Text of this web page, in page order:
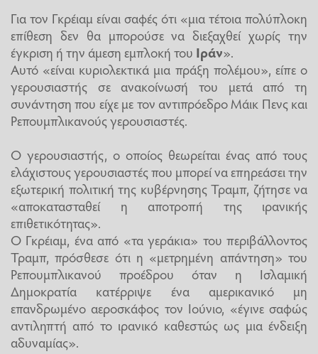
Για τον Γκρέιαμ είναι σαφές ότι «μια τέτοια πολύπλοκη
επίθεση δεν θα μπορούσε να διεξαχθεί χωρίς την
έγκριση ή την άμεση εμπλοκή του Ιράν».
Αυτό «είναι κυριολεκτικά μια πράξη πολέμου», είπε ο
γερουσιαστής σε ανακοίνωσή του μετά από τη
συνάντηση που είχε με τον αντιπρόεδρο Μάικ Πενς και
Ρεπουμπλικανούς γερουσιαστές.
Ο γερουσιαστής, ο οποίος θεωρείται ένας από τους
ελάχιστους γερουσιαστές που μπορεί να επηρεάσει την
εξωτερική πολιτική της κυβέρνησης Τραμπ, ζήτησε να
«αποκατασταθεί η αποτροπή της ιρανικής
επιθετικότητας».
Ο Γκρέιαμ, ένα από «τα γεράκια» του περιβάλλοντος
Τραμπ, πρόσθεσε ότι η «μετρημένη απάντηση» του
Ρεπουμπλικανού προέδρου όταν η Ισλαμική
Δημοκρατία κατέρριψε ένα αμερικανικό μη
επανδρωμένο αεροσκάφος τον Ιούνιο, «έγινε σαφώς
αντιληπτή από το ιρανικό καθεστώς ως μια ένδειξη
αδυναμίας».